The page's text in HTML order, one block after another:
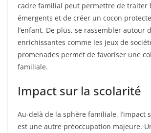
cadre familial peut permettre de traiter
émergents et de créer un cocon
l’enfant. De plus, se rassembler autour
enrichissantes comme les jeux de
promenades permet de favoriser une
familiale.
Impact sur la scolarité
Au-delà de la sphère familiale, l’impact
est une autre préoccupation majeure.